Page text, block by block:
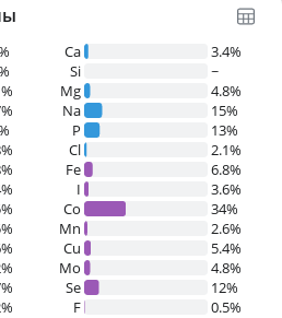
Ca
3.4%
Si
~
Mg
4.8%
Na
15%
P
13%
Cl
2.1%
Fe
6.8%
I
3.6%
Co
34%
Mn
2.6%
Cu
5.4%
Mo
4.8%
Se
12%
F
0.5%